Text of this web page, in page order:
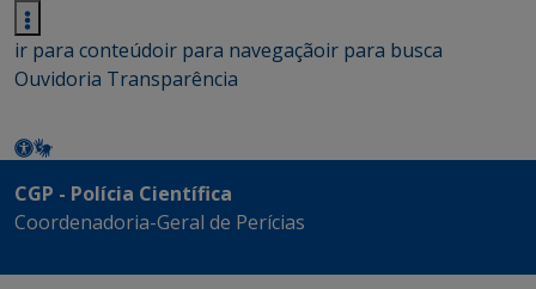
ir para conteúdoir para navegaçãoir para busca
Ouvidoria Transparência
CGP - Polícia Científica
Coordenadoria-Geral de Perícias